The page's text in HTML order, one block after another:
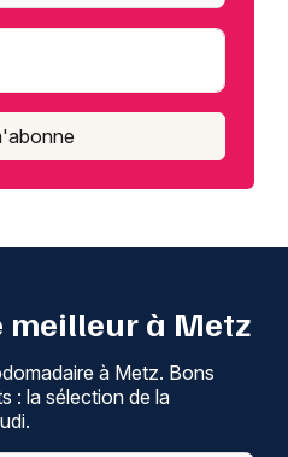
meilleur à Metz
à Metz. Bons
: la sélection de la